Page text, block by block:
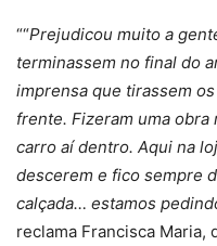
““Prejudicou muito a
terminassem no final do
imprensa que tirassem
frente. Fizeram uma
carro aí dentro. Aqui na
descerem e fico sempre
calçada… estamos
reclama Francisca Maria,